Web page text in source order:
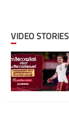
VIDEO STORIES